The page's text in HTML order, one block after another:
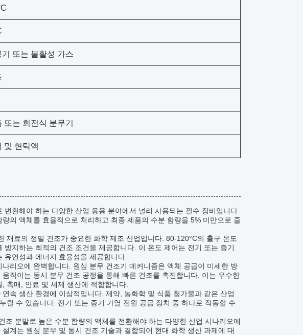
기 또는 불활성 가스
또는 회전식 분무기
및 현탁액
환해야 하는 다양한 산업 응용 분야에서 널리 사용되는 필수 장비입니다.
의 액체를 효율적으로 처리하고 최종 제품의 수분 함량을 5% 미만으로 줄
재료의 정밀 건조가 중요한 화학 제조 산업입니다. 80-120°C의 출구 온도
지하는 최적의 건조 조건을 제공합니다. 이 온도 제어는 전기 또는 증기
연성과 에너지 효율성을 제공합니다.
리오에 완벽합니다. 원심 분무 건조기 메커니즘은 액체 공급이 미세한 방
직이는 동시 분무 건조 공정을 통해 빠른 건조를 촉진합니다. 이는 우수한
촉매, 안료 및 세제 생산에 적합합니다.
속 생산 환경에 이상적입니다. 제약, 농화학 및 식품 첨가물과 같은 산업
릴 수 있습니다. 전기 또는 증기 가열 전원 공급 장치 중 하나로 작동할 수
분말로 높은 수분 함량의 액체를 전환해야 하는 다양한 산업 시나리오에
계는 원심 분무 및 동시 건조 기술과 결합되어 현대 화학 생산 과제에 대